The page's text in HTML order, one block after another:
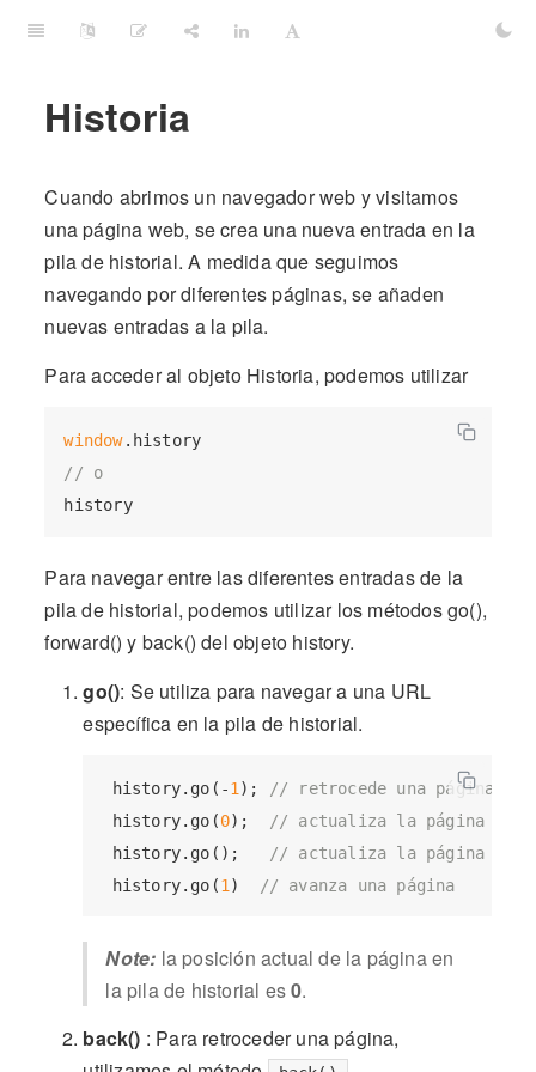
Historia
Cuando abrimos un navegador web y visitamos
una página web, se crea una nueva entrada en la
pila de historial. A medida que seguimos
navegando por diferentes páginas, se añaden
nuevas entradas a la pila.
Para acceder al objeto Historia, podemos utilizar
window
// o
history
Para navegar entre las diferentes entradas de la
pila de historial, podemos utilizar los métodos go(),
forward() y back() del objeto history.
go(): Se utiliza para navegar a una URL
específica en la pila de historial.
history.go(-1 );
// retrocede una página
history.go(0);
// actualiza la página
history.go();
// actualiza la página
history.go(1 ) // avanza una página
Note: la posición actual de la página en
la pila de historial es0.
back() : Para retroceder una página,